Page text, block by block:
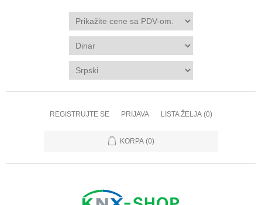
REGISTRUJTE SE PRIJAVA LISTA ŽELJA (0)
KORPA (0)